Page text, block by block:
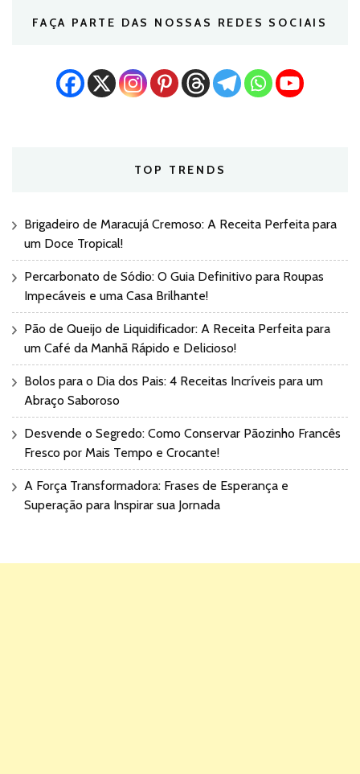
FAÇA PARTE DAS NOSSAS REDES SOCIAIS
TOP TRENDS
Brigadeiro de Maracujá Cremoso: A Receita Perfeita para
um Doce Tropical!
Percarbonato de Sódio: O Guia Definitivo para Roupas
Impecáveis e uma Casa Brilhante!
Pão de Queijo de Liquidificador: A Receita Perfeita para
um Café da Manhã Rápido e Delicioso!
Bolos para o Dia dos Pais: 4 Receitas Incríveis para um
Abraço Saboroso
Desvende o Segredo: Como Conservar Pãozinho Francês
Fresco por Mais Tempo e Crocante!
A Força Transformadora: Frases de Esperança e
Superação para Inspirar sua Jornada